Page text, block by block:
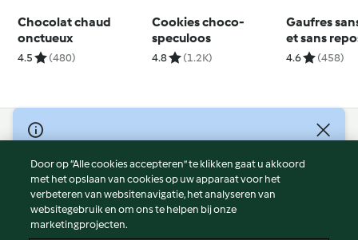
Chocolat chaud
onctueux
4.5 (480)
Cookies choco-
speculoos
4.8 (1.2K)
Gaufres
et sans
4.6 (458)
© Copyright 2026
Gebruiksvoorwaarden
Privacybeleid
Disclaimer
Colofon
Door op “Alle cookies accepteren” te klikken gaat u akkoord
met het opslaan van cookies op uw apparaat voor het
verbeteren van websitenavigatie, het analyseren van
websitegebruik en om ons te helpen bij onze
marketingprojecten.